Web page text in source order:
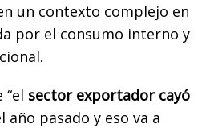
un contexto complejo en
por el consumo interno y
sector exportador cayó
año pasado y eso va a